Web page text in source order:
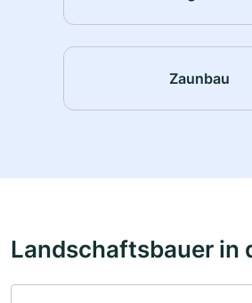
Zaunbau
Landschaftsbauer in